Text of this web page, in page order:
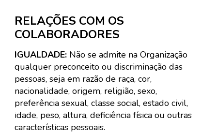
RELAÇÕES COM OS
COLABORADORES
IGUALDADE: Não se admite na Organização
qualquer preconceito ou discriminação das
pessoas, seja em razão de raça, cor,
nacionalidade, origem, religião, sexo,
preferência sexual, classe social, estado civil,
idade, peso, altura, deficiência física ou outras
características pessoais.